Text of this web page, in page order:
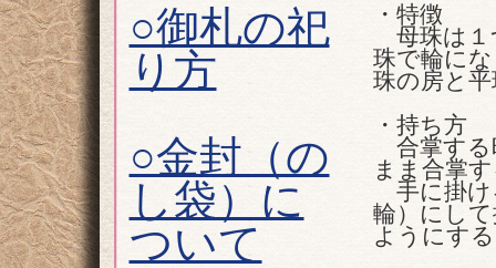
・特徴
母珠は１
珠で輪に
珠の房と
・持ち方
合掌する
まま合掌
手に掛け
輪）にし
ようにす
○御札の祀
り方
○金封（の
し袋）に
ついて